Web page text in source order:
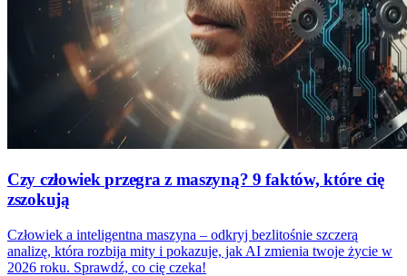
Czy człowiek przegra z maszyną? 9 faktów, które cię
zszokują
Człowiek a inteligentna maszyna – odkryj bezlitośnie szczerą
analizę, która rozbija mity i pokazuje, jak AI zmienia twoje życie w
2026 roku. Sprawdź, co cię czeka!